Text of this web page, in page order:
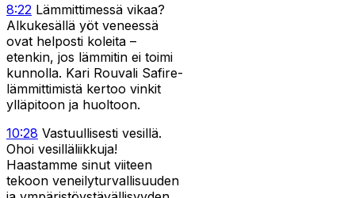
8:22 Lämmittimessä vikaa?
Alkukesällä yöt veneessä
ovat helposti koleita –
etenkin, jos lämmitin ei toimi
kunnolla. Kari Rouvali Safire-
lämmittimistä kertoo vinkit
ylläpitoon ja huoltoon.
10:28 Vastuullisesti vesillä.
Ohoi vesilläliikkuja!
Haastamme sinut viiteen
tekoon veneilyturvallisuuden